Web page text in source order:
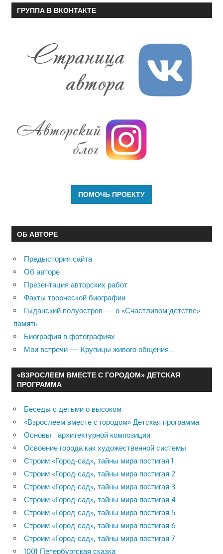
ГРУППА В ВКОНТАКТЕ
ОБ АВТОРЕ
Предыстория сайта
Об авторе
Презентация авторских работ
Факты творческой биографии
Гыданский полуостров — о «Счастливом детстве»
память
Биография в фотографиях
Мои встречи — Крупицы живого общения…
«ВЗРОСЛЕЕМ ВМЕСТЕ С ГОРОДОМ» ДЕТСКАЯ
ПРОГРАММА
Беседы с детьми о высоком
«Взрослеем вместе с городом» Детская программа
Основы архитектурной композиции
Освоение города как художественной системы
Строим «Город-сад», тайны мира постигая 1
Строим «Город-сад», тайны мира постигая 2
Строим «Город-сад», тайны мира постигая 3
Строим «Город-сад», тайны мира постигая 4
Строим «Город-сад», тайны мира постигая 5
Строим «Город-сад», тайны мира постигая 6
Строим «Город-сад», тайны мира постигая 7
1001 Петербургская сказка